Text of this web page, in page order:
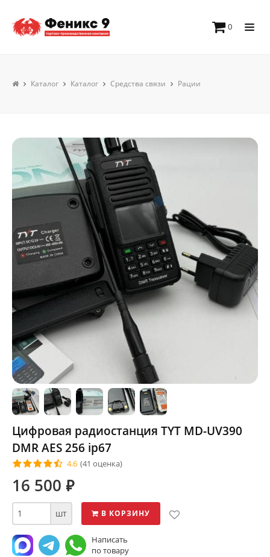
0
Каталог Каталог Средства связи Рации
Цифровая радиостанция TYT MD-UV390
DMR AES 256 ip67
4.6 (41 оценка)
16 500 ⃏
шт В КОРЗИНУ
Написать
по товару